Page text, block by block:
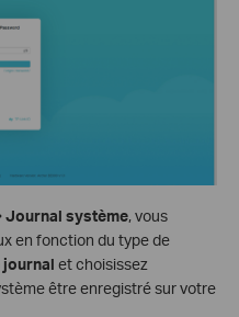
Journal système, vous
en fonction du type de
journal et choisissez
être enregistré sur votre